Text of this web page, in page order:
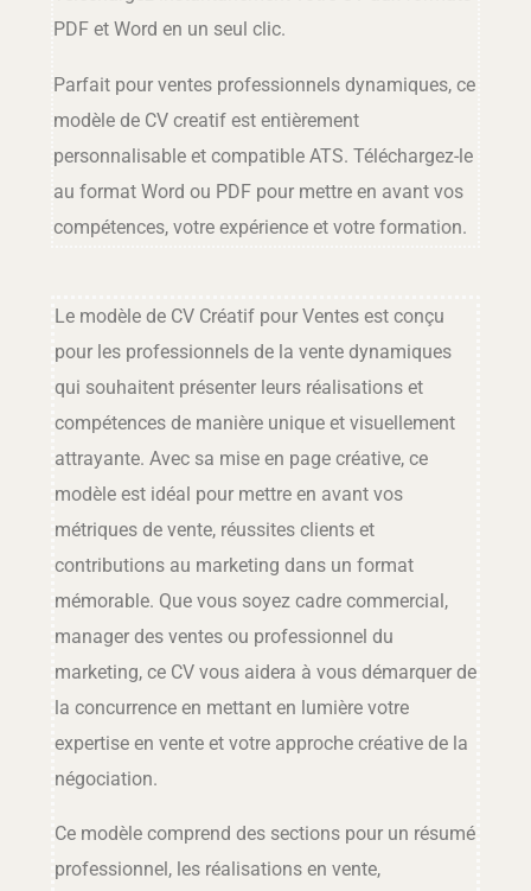
PDF et Word en un seul clic.
Parfait pour ventes professionnels dynamiques, ce
modèle de CV creatif est entièrement
personnalisable et compatible ATS. Téléchargez-le
au format Word ou PDF pour mettre en avant vos
compétences, votre expérience et votre formation.
Le modèle de CV Créatif pour Ventes est conçu
pour les professionnels de la vente dynamiques
qui souhaitent présenter leurs réalisations et
compétences de manière unique et visuellement
attrayante. Avec sa mise en page créative, ce
modèle est idéal pour mettre en avant vos
métriques de vente, réussites clients et
contributions au marketing dans un format
mémorable. Que vous soyez cadre commercial,
manager des ventes ou professionnel du
marketing, ce CV vous aidera à vous démarquer de
la concurrence en mettant en lumière votre
expertise en vente et votre approche créative de la
négociation.
Ce modèle comprend des sections pour un résumé
professionnel, les réalisations en vente,